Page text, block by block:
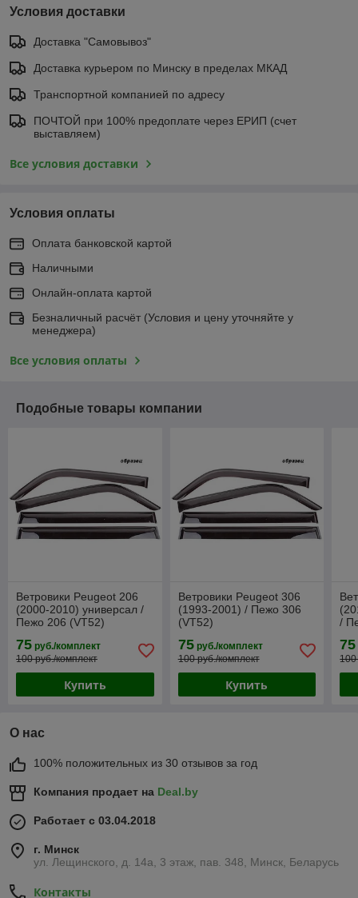
Условия доставки
Доставка "Самовывоз"
Доставка курьером по Минску в пределах МКАД
Транспортной компанией по адресу
ПОЧТОЙ при 100% предоплате через ЕРИП (счет
выставляем)
Все условия доставки
Условия оплаты
Оплата банковской картой
Наличными
Онлайн-оплата картой
Безналичный расчёт (Условия и цену уточняйте у
менеджера)
Все условия оплаты
Подобные товары компании
Ветровики Peugeot 206
(2000-2010) универсал /
Пежо 206 (VT52)
75 руб./комплект
100 руб./комплект
Купить
Ветровики Peugeot 306
(1993-2001) / Пежо 306
(VT52)
75руб./комплект
100 руб./комплект
Купить
/
75
100
О нас
100% положительных из 30 отзывов за год
Компания продает на Deal.by
Работает с 03.04.2018
г. Минск
ул. Лещинского, д. 14а, 3 этаж, пав. 348, Минск, Беларусь
Контакты